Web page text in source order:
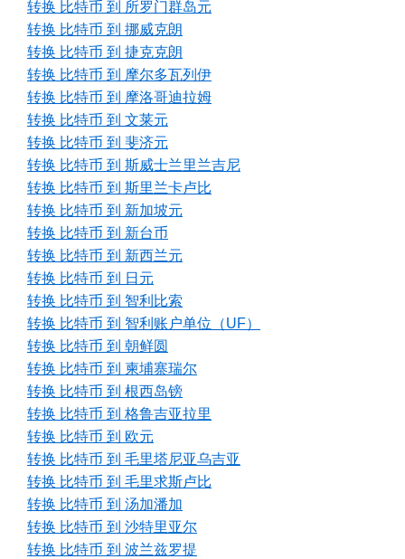
转换 比特币 到 所罗门群岛元
转换 比特币 到 挪威克朗
转换 比特币 到 捷克克朗
转换 比特币 到 摩尔多瓦列伊
转换 比特币 到 摩洛哥迪拉姆
转换 比特币 到 文莱元
转换 比特币 到 斐济元
转换 比特币 到 斯威士兰里兰吉尼
转换 比特币 到 斯里兰卡卢比
转换 比特币 到 新加坡元
转换 比特币 到 新台币
转换 比特币 到 新西兰元
转换 比特币 到 日元
转换 比特币 到 智利比索
转换 比特币 到 智利账户单位（UF）
转换 比特币 到 朝鲜圆
转换 比特币 到 柬埔寨瑞尔
转换 比特币 到 根西岛镑
转换 比特币 到 格鲁吉亚拉里
转换 比特币 到 欧元
转换 比特币 到 毛里塔尼亚乌吉亚
转换 比特币 到 毛里求斯卢比
转换 比特币 到 汤加潘加
转换 比特币 到 沙特里亚尔
转换 比特币 到 波兰兹罗提